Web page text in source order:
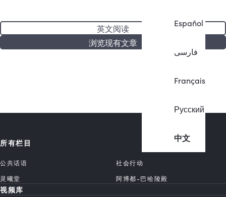
Español
فارسی
Français
Русский
中文
英文阅读
浏览现有文章
所有栏目
公共话语
社会行动
灵曦堂
阿博都-巴哈陵殿
视频库